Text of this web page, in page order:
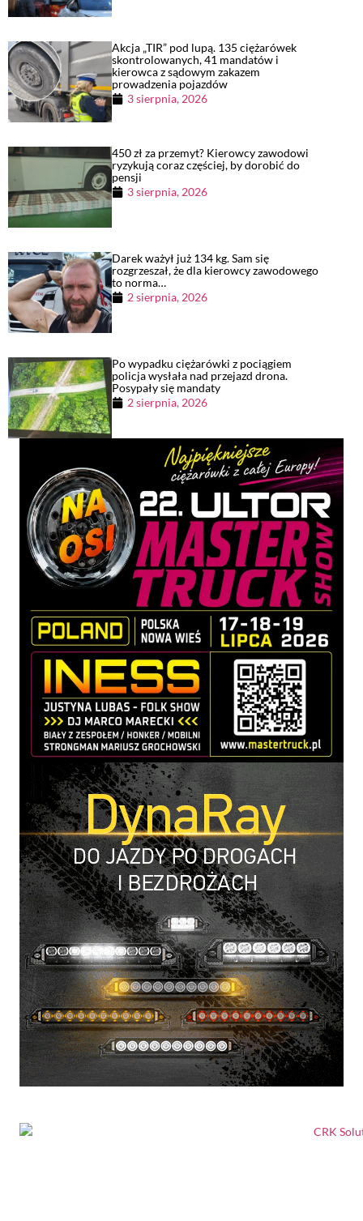
Akcja „TIR” pod lupą. 135 ciężarówek
skontrolowanych, 41 mandatów i
kierowca z sądowym zakazem
prowadzenia pojazdów
3 sierpnia, 2026
450 zł za przemyt? Kierowcy zawodowi
ryzykują coraz częściej, by dorobić do
pensji
3 sierpnia, 2026
Darek ważył już 134 kg. Sam się
rozgrzeszał, że dla kierowcy zawodowego
to norma…
2 sierpnia, 2026
Po wypadku ciężarówki z pociągiem
policja wysłała nad przejazd drona.
Posypały się mandaty
2 sierpnia, 2026